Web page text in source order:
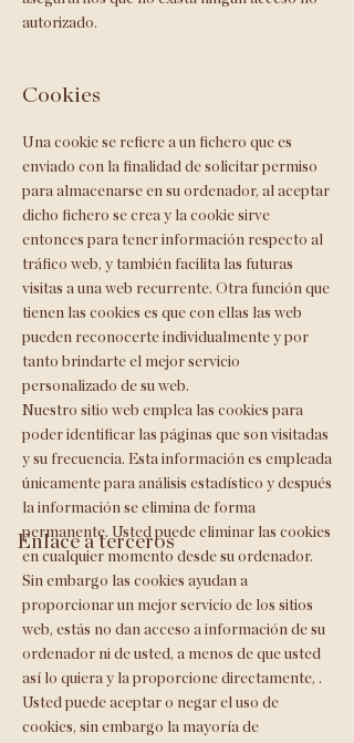
autorizado.
Cookies
Una cookie se refiere a un fichero que es
enviado con la finalidad de solicitar permiso
para almacenarse en su ordenador, al aceptar
dicho fichero se crea y la cookie sirve
entonces para tener información respecto al
tráfico web, y también facilita las futuras
visitas a una web recurrente. Otra función que
tienen las cookies es que con ellas las web
pueden reconocerte individualmente y por
tanto brindarte el mejor servicio
personalizado de su web.
Nuestro sitio web emplea las cookies para
poder identificar las páginas que son visitadas
y su frecuencia. Esta información es empleada
únicamente para análisis estadístico y después
la información se elimina de forma
permanente. Usted puede eliminar las cookies
en cualquier momento desde su ordenador.
Sin embargo las cookies ayudan a
proporcionar un mejor servicio de los sitios
web, estás no dan acceso a información de su
ordenador ni de usted, a menos de que usted
así lo quiera y la proporcione directamente, .
Usted puede aceptar o negar el uso de
cookies, sin embargo la mayoría de
Enlace a terceros